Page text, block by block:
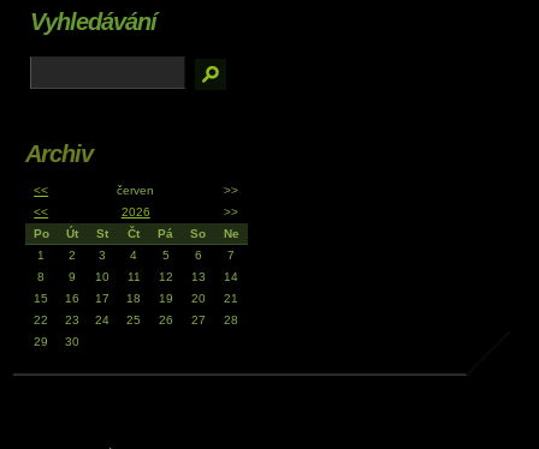
Vyhledávání
Archiv
<< červen
>>
<<
2026
>>
Po
Út St Čt Pá So
Ne
1
2 3 4 5 6
7
8
9 10 11 12 13
14
15
16 17 18 19 20
21
22
23 24 25 26 27
28
29
30